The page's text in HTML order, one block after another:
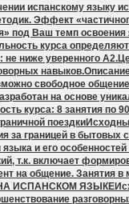
испанскому языку
Эффект
под Ваш темп
курса
ниже уверенного
свободное
на основе
курса: 8 занятия
за границей в бытовых
и его
т.к. включает
на общение. Занятия